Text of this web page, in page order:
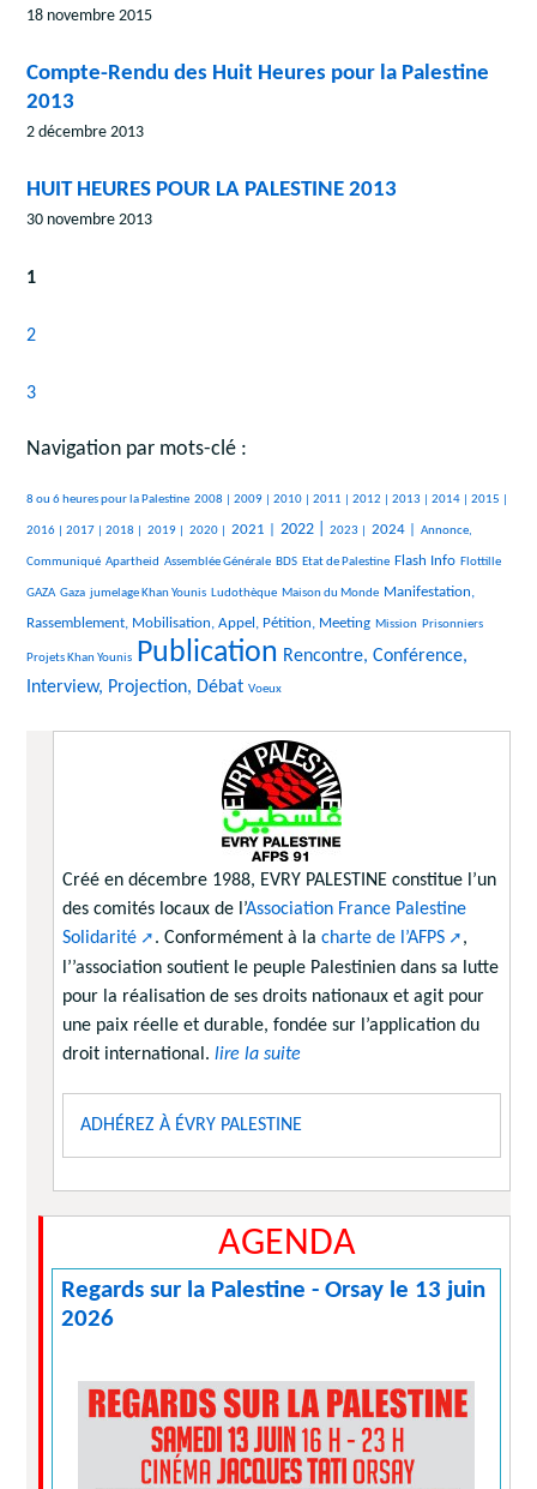
18 novembre 2015
Compte-Rendu des Huit Heures pour la Palestine
2013
2 décembre 2013
HUIT HEURES POUR LA PALESTINE 2013
30 novembre 2013
1
2
3
Navigation par mots-clé :
305/2182
8 ou 6 heures pour la Palestine
37/2182 2008 |
92/2182 2009 |
72/2182 2010 |
107/2182 2011 |
105/2182 2012 |
162/2182 2013 |
47/2182 2014 |
114/2182 2015 |
269/2182
2016 |
388/2182
2017 |
118/2182 2018 |
82/2182 2019 |
86/2182 2020 |
584/2182 2021 |
807/2182 2022 |
342/2182 2023 |
706/2182 2024 |
257/2182 Annonce,
Communiqué
28/2182 Apartheid
17/2182 Assemblée Générale
100/2182 BDS
26/2182 Etat de Palestine
564/2182 Flash Info
28/2182 Flottille
GAZA
248/2182
Gaza
169/2182jumelage Khan Younis
239/2182 Ludothèque
8/2182 Maison du Monde
708/2182
Manifestation,
Rassemblement, Mobilisation, Appel, Pétition, Meeting
8/2182 Mission
38/2182 Prisonniers
118/2182
Projets Khan Younis
2182/2182 Publication
1124/2182
Rencontre, Conférence,
Interview, Projection, Débat
45/2182 Voeux
Créé en décembre 1988, EVRY PALESTINE constitue l’un
des comités locaux de l’Association France Palestine
Solidarité
. Conformément à la charte de l’AFPS
,
l’’association soutient le peuple Palestinien dans sa lutte
pour la réalisation de ses droits nationaux et agit pour
une paix réelle et durable, fondée sur l’application du
droit international. lire la suite
ADHÉREZ À ÉVRY PALESTINE
AGENDA
Regards sur la Palestine - Orsay le 13 juin
2026